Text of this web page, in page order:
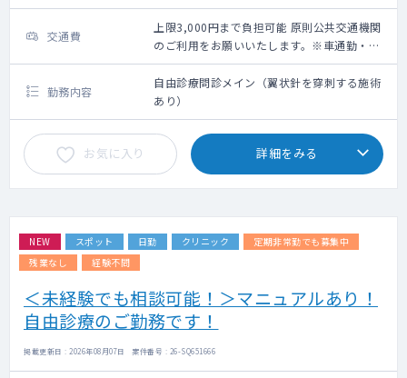
交通費
上限3,000円まで負担可能 原則公共交通機関
のご利用をお願いいたします。※車通勤・タ
クシー利用要相談
勤務内容
自由診療問診メイン（翼状針を穿刺する施術
あり）
お気に入り 詳細をみる
NEW スポット 日勤 クリニック
定期非常勤でも募集中
残業なし
経験不問
＜未経験でも相談可能！＞マニュアルあり！
自由診療のご勤務です！
掲載更新日 : 2026年08月07日 案件番号 : 26-SQ651666